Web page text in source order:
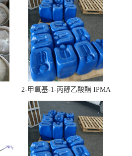
2-甲氧基-1-丙醇乙酸酯 IPMA